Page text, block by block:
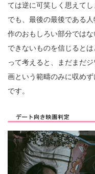
ては逆に可笑しく思えて
でも、最後の最後である
作のおもしろい部分では
できないものを信じると
って考えると、まだまだ
画という範疇のみに収め
です。